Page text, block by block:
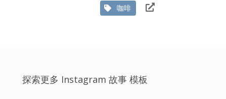
咖啡
探索更多 Instagram 故事 模板